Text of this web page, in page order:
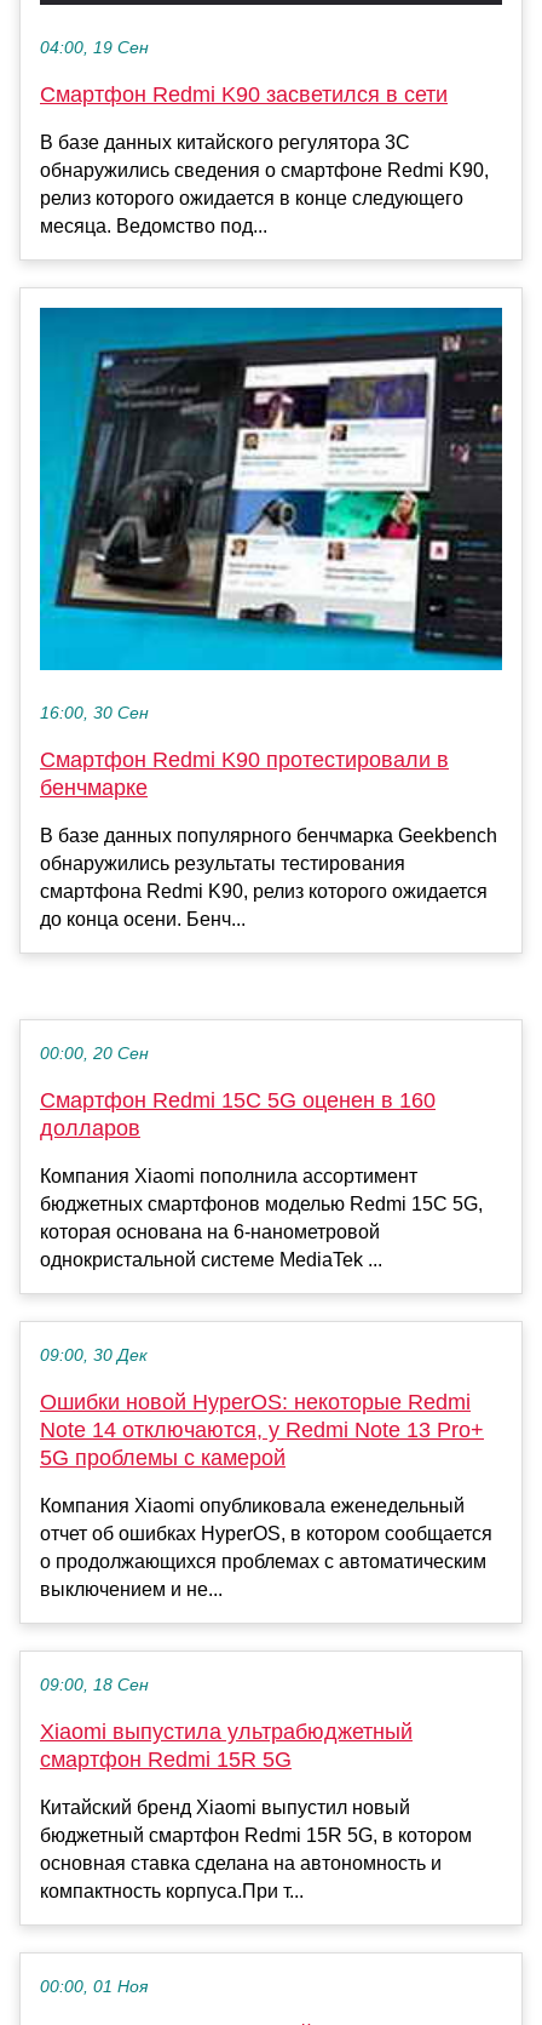
04:00, 19 Сен
Смартфон Redmi K90 засветился в сети
В базе данных китайского регулятора 3C
обнаружились сведения о смартфоне Redmi K90,
релиз которого ожидается в конце следующего
месяца. Ведомство под...
16:00, 30 Сен
Смартфон Redmi K90 протестировали в
бенчмарке
В базе данных популярного бенчмарка Geekbench
обнаружились результаты тестирования
смартфона Redmi K90, релиз которого ожидается
до конца осени. Бенч...
00:00, 20 Сен
Смартфон Redmi 15C 5G оценен в 160
долларов
Компания Xiaomi пополнила ассортимент
бюджетных смартфонов моделью Redmi 15C 5G,
которая основана на 6-нанометровой
однокристальной системе MediaTek ...
09:00, 30 Дек
Ошибки новой HyperOS: некоторые Redmi
Note 14 отключаются, у Redmi Note 13 Pro+
5G проблемы с камерой
Компания Xiaomi опубликовала еженедельный
отчет об ошибках HyperOS, в котором сообщается
о продолжающихся проблемах с автоматическим
выключением и не...
09:00, 18 Сен
Xiaomi выпустила ультрабюджетный
смартфон Redmi 15R 5G
Китайский бренд Xiaomi выпустил новый
бюджетный смартфон Redmi 15R 5G, в котором
основная ставка сделана на автономность и
компактность корпуса.При т...
00:00, 01 Ноя